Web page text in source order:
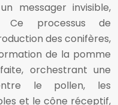
messager invisible,
Ce processus de
des conifères,
de la pomme
orchestrant une
le pollen, les
et le cône réceptif,